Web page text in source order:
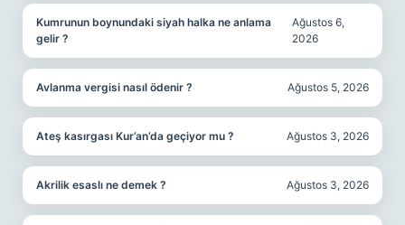
Kumrunun boynundaki siyah halka ne anlama
gelir ?
Ağustos 6,
2026
Avlanma vergisi nasıl ödenir ? Ağustos 5, 2026
Ateş kasırgası Kur’an’da geçiyor mu ? Ağustos 3, 2026
Akrilik esaslı ne demek ? Ağustos 3, 2026